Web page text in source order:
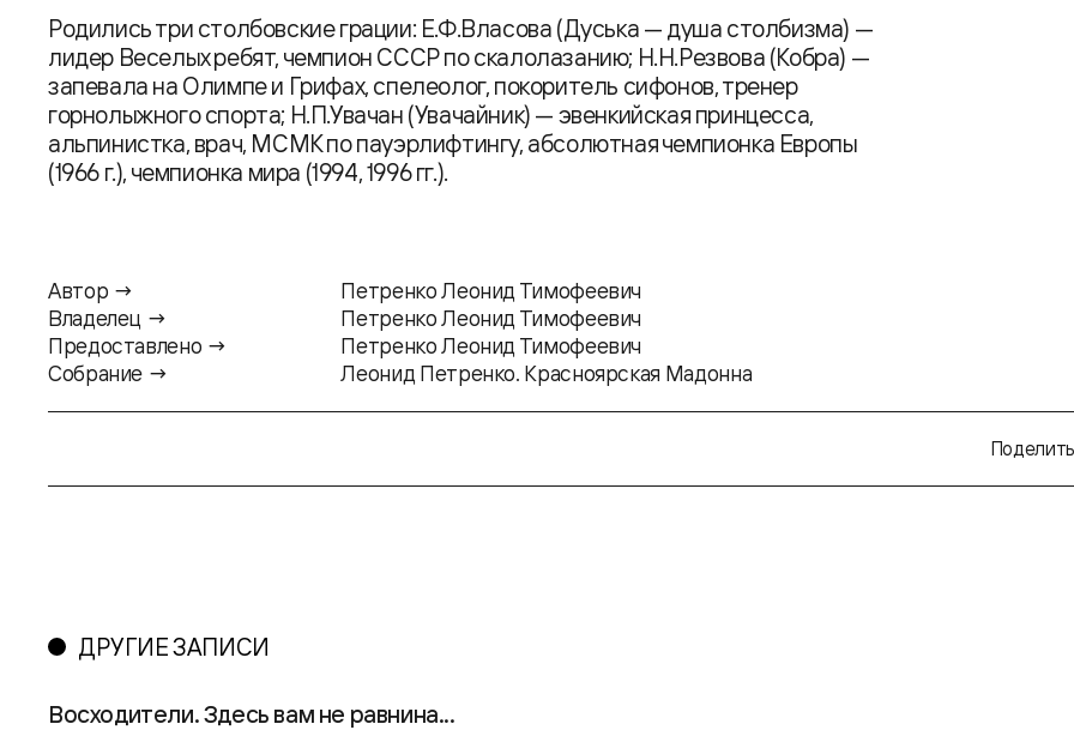
Родились три столбовские грации: Е.Ф.Власова (Дуська — душа столбизма) —
лидер Веселых ребят, чемпион СССР по скалолазанию; Н.Н.Резвова (Кобра) —
запевала на Олимпе и Грифах, спелеолог, покоритель сифонов, тренер
горнолыжного спорта; Н.П.Увачан (Увачайник) — эвенкийская принцесса,
альпинистка, врач, МСМК по пауэрлифтингу, абсолютная чемпионка Европы
(1966 г.), чемпионка мира (1994, 1996 гг.).
Автор →
Владелец →
Предоставлено →
Собрание →
Петренко Леонид Тимофеевич
Петренко Леонид Тимофеевич
Петренко Леонид Тимофеевич
Леонид Петренко. Красноярская Мадонна
ДРУГИЕ ЗАПИСИ
Восходители. Здесь вам не равнина...